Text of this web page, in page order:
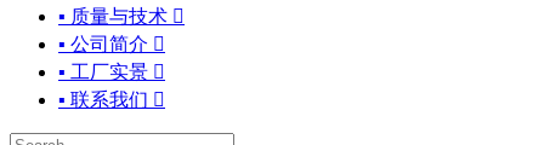
▪ 质量与技术 
▪ 公司简介 
▪ 工厂实景 
▪ 联系我们 